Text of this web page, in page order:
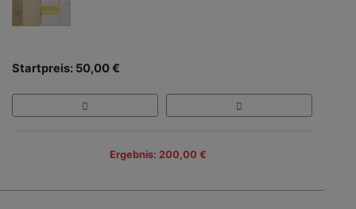
Startpreis: 50,00 €
Ergebnis: 200,00 €